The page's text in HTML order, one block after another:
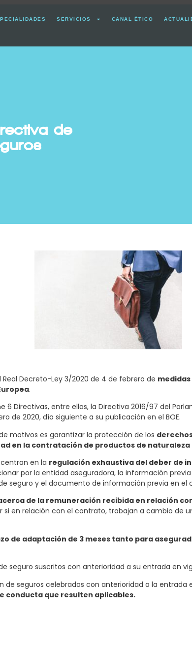
SERVICIOS CANAL ÉTICO
de
Real Decreto-Ley 3/2020 de 4 de febrero de
.
6 Directivas, entre ellas, la Directiva 2016/97 del
de 2020, día siguiente a su publicación en el BOE.
motivos es garantizar la protección de los
en la contratación de productos de
en la regulación exhaustiva del deber de
por la entidad aseguradora, la información
seguro y el documento de información previa en el
de la remuneración recibida en relación
en relación con el contrato, trabajan a cambio de
de adaptación de 3 meses tanto para
seguro suscritos con anterioridad a su entrada en
seguros celebrados con anterioridad a la entrada
conducta que resulten aplicables.